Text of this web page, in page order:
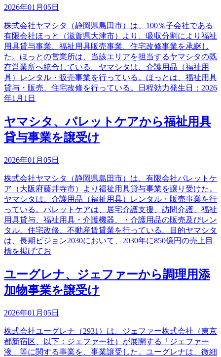
2026年01月05日
株式会社ヤマシタ（静岡県島田市）は、100％子会社である
有限会社ほっと（滋賀県大津市）より、吸収分割により福祉
用具貸与事業、福祉用具販売事業、住宅改修事業を承継し
た。ほっとの営業所は、当該エリアを担当するヤマシタの既
存営業所へ統合している。ヤマシタは、介護用品（福祉用
具）レンタル・販売事業を行っている。ほっとは、福祉用具
貸与・販売、住宅改修を行っている。日程効力発生日：2026
年1月1日
ヤマシタ、パレットケアから福祉用具
貸与事業を譲受け
2026年01月05日
株式会社ヤマシタ（静岡県島田市）は、有限会社パレットケ
ア（大阪府藤井寺市）より福祉用具貸与事業を譲り受けた。
ヤマシタは、介護用品（福祉用具）レンタル・販売事業を行
っている。パレットケアは、居宅介護支援、訪問介護、福祉
用具貸与、福祉用具・介護機器、・介護用品の販売及びレン
タル、住宅改修、不動産賃貸業を行っている。目的ヤマシタ
は、長期ビジョン2030において、2030年に850億円の売上目
標を掲げてお
ユーグレナ、ジェファーから調理用添
加物事業を譲受け
2026年01月05日
株式会社ユーグレナ（2931）は、ジェファー株式会社（東京
都新宿区、以下：ジェファー社）が展開する「ジェファー
液」等に関する事業を、事業譲受した。ユーグレナは、微細